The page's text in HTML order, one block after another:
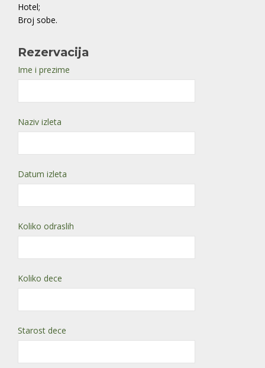
Hotel;
Broj sobe.
Rezervacija
Ime i prezime
Naziv izleta
Datum izleta
Koliko odraslih
Koliko dece
Starost dece